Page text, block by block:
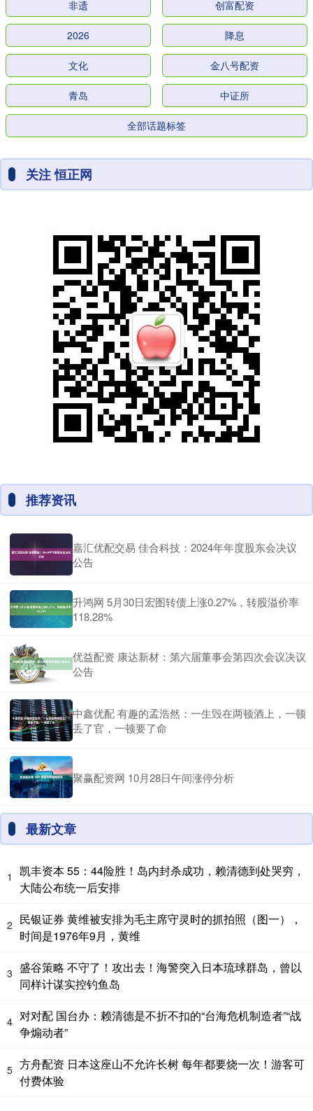
非遗 创富配资
2026 降息
文化 金八号配资
青岛 中证所
全部话题标签
关注 恒正网
推荐资讯
嘉汇优配交易 佳合科技：2024年年度股东会决议
公告
升鸿网 5月30日宏图转债上涨0.27%，转股溢价率
118.28%
优益配资 康达新材：第六届董事会第四次会议决议
公告
中鑫优配 有趣的孟浩然：一生毁在两顿酒上，一顿
丢了官，一顿要了命
聚赢配资网 10月28日午间涨停分析
最新文章
1
凯丰资本 55：44险胜！岛内封杀成功，赖清德到处哭穷，
大陆公布统一后安排
2 民银证券 黄维被安排为毛主席守灵时的抓拍照（图一），
时间是1976年9月，黄维
3 盛谷策略 不守了！攻出去！海警突入日本琉球群岛，曾以
同样计谋实控钓鱼岛
4 对对配 国台办：赖清德是不折不扣的“台海危机制造者”“战
争煽动者”
5 方舟配资 日本这座山不允许长树 每年都要烧一次！游客可
付费体验